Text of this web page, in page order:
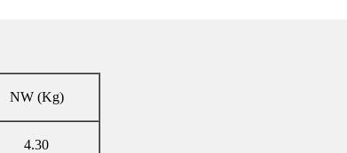
NW (Kg)
4.30